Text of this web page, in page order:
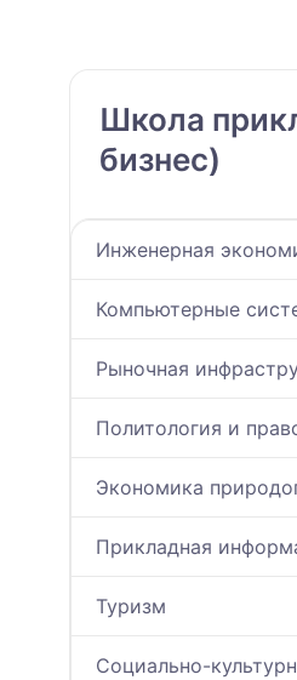
Школа
бизнес)
Инженерная
Компьютерные
Рыночная
Политология и
Экономика
Прикладная
Туризм
Социально-